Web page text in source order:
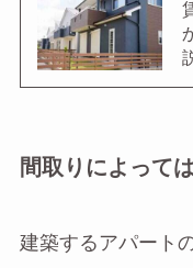
間取りによって
建築するアパート